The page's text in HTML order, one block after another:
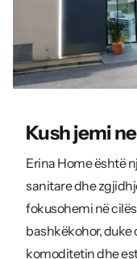
Kush jemi ne
Erina Home është
sanitare dhe
fokusohemi në
bashkëkohor,
komoditetin dhe